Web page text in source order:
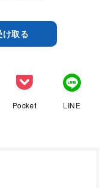
け取る
Pocket LINE